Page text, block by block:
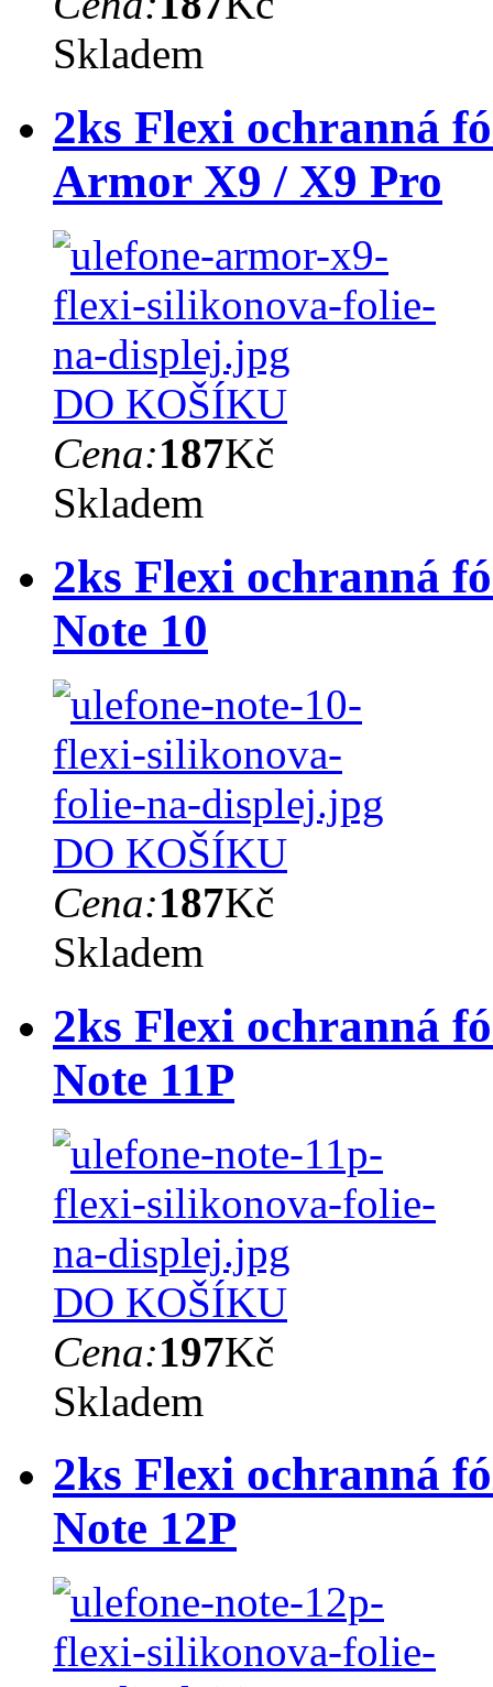
Skladem
2ks Flexi ochranná
Armor X9 / X9 Pro
DO KOŠÍKU
Cena:187Kč
Skladem
2ks Flexi ochranná
Note 10
DO KOŠÍKU
Cena:187Kč
Skladem
2ks Flexi ochranná
Note 11P
DO KOŠÍKU
Cena:197Kč
Skladem
2ks Flexi ochranná
Note 12P